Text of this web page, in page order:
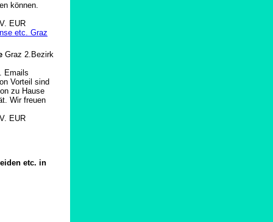
können.
EUR
etc. Graz
Graz 2.Bezirk
Emails
Vorteil sind
zu Hause
Wir freuen
EUR
etc. in